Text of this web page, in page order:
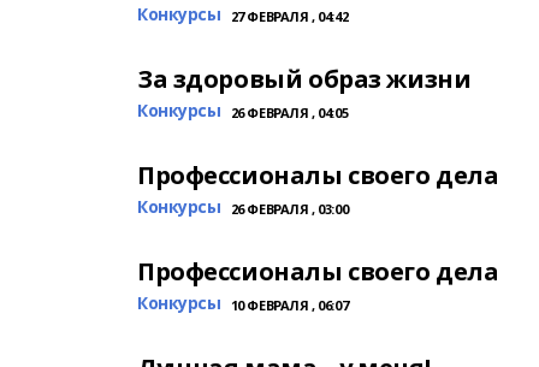
Конкурсы 27 ФЕВРАЛЯ , 04:42
За здоровый образ жизни
Конкурсы 26 ФЕВРАЛЯ , 04:05
Профессионалы своего дела
Конкурсы 26 ФЕВРАЛЯ , 03:00
Профессионалы своего дела
Конкурсы 10 ФЕВРАЛЯ , 06:07